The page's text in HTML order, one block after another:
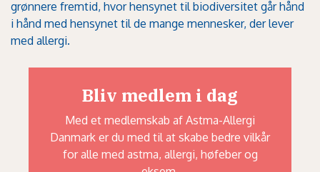
grønnere fremtid, hvor hensynet til biodiversitet går hånd
i hånd med hensynet til de mange mennesker, der lever
med allergi.
Bliv medlem i dag
Med et medlemskab af Astma-Allergi
Danmark er du med til at skabe bedre vilkår
for alle med astma, allergi, høfeber og